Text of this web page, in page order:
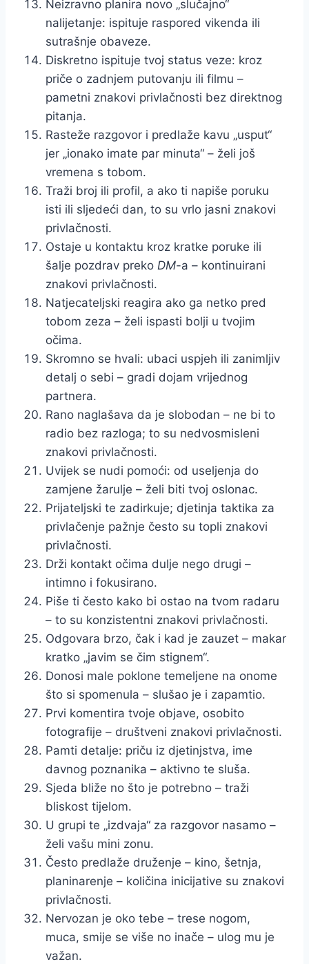
Neizravno planira novo „slučajno“
nalijetanje: ispituje raspored vikenda ili
sutrašnje obaveze.
Diskretno ispituje tvoj status veze: kroz
priče o zadnjem putovanju ili filmu –
pametni znakovi privlačnosti bez direktnog
pitanja.
Rasteže razgovor i predlaže kavu „usput“
jer „ionako imate par minuta“ – želi još
vremena s tobom.
Traži broj ili profil, a ako ti napiše poruku
isti ili sljedeći dan, to su vrlo jasni znakovi
privlačnosti.
Ostaje u kontaktu kroz kratke poruke ili
šalje pozdrav preko DM-a – kontinuirani
znakovi privlačnosti.
Natjecateljski reagira ako ga netko pred
tobom zeza – želi ispasti bolji u tvojim
očima.
Skromno se hvali: ubaci uspjeh ili zanimljiv
detalj o sebi – gradi dojam vrijednog
partnera.
Rano naglašava da je slobodan – ne bi to
radio bez razloga; to su nedvosmisleni
znakovi privlačnosti.
Uvijek se nudi pomoći: od useljenja do
zamjene žarulje – želi biti tvoj oslonac.
Prijateljski te zadirkuje; djetinja taktika za
privlačenje pažnje često su topli znakovi
privlačnosti.
Drži kontakt očima dulje nego drugi –
intimno i fokusirano.
Piše ti često kako bi ostao na tvom radaru
– to su konzistentni znakovi privlačnosti.
Odgovara brzo, čak i kad je zauzet – makar
kratko „javim se čim stignem“.
Donosi male poklone temeljene na onome
što si spomenula – slušao je i zapamtio.
Prvi komentira tvoje objave, osobito
fotografije – društveni znakovi privlačnosti.
Pamti detalje: priču iz djetinjstva, ime
davnog poznanika – aktivno te sluša.
Sjeda bliže no što je potrebno – traži
bliskost tijelom.
U grupi te „izdvaja“ za razgovor nasamo –
želi vašu mini zonu.
Često predlaže druženje – kino, šetnja,
planinarenje – količina inicijative su znakovi
privlačnosti.
Nervozan je oko tebe – trese nogom,
muca, smije se više no inače – ulog mu je
važan.